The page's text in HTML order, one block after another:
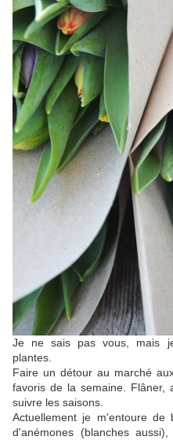
Je ne sais pas vous, mais
plantes.
Faire un détour au marché
favoris de la semaine. Flâner,
suivre les saisons.
Actuellement je m'entoure de
d'anémones (blanches